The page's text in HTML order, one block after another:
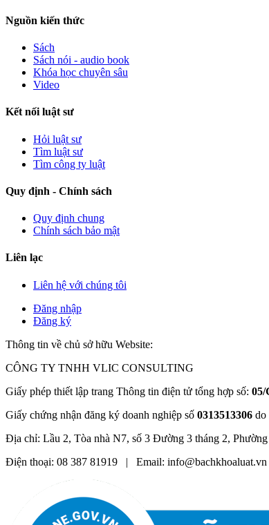
Nguồn kiến thức
Sách
Sách nói - audio book
Khóa học chuyên sâu
Video
Kết nối luật sư
Hỏi luật sư
Tìm luật sư
Tìm công ty luật
Quy định - Chính sách
Quy định chung
Chính sách bảo mật
Liên lạc
Liên hệ với chúng tôi
Đăng nhập
Đăng ký
Thông tin về chủ sở hữu Website:
CÔNG TY TNHH VLIC CONSULTING
Giấy phép thiết lập trang Thông tin điện tử tổng hợp số:
Giấy chứng nhận đăng ký doanh nghiệp số 0313513306 do
Địa chỉ: Lầu 2, Tòa nhà N7, số 3 Đường 3 tháng 2,
Điện thoại: 08 387 81919 | Email: info@bachkhoaluat.vn